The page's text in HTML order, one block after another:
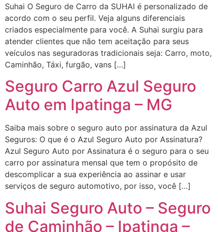
Suhai O Seguro de Carro da SUHAI é personalizado de
acordo com o seu perfil. Veja alguns diferenciais
criados especialmente para você. A Suhai surgiu para
atender clientes que não tem aceitação para seus
veículos nas seguradoras tradicionais seja: Carro, moto,
Caminhão, Táxi, furgão, vans […]
Seguro Carro Azul Seguro
Auto em Ipatinga – MG
Saiba mais sobre o seguro auto por assinatura da Azul
Seguros: O que é o Azul Seguro Auto por Assinatura?
Azul Seguro Auto por Assinatura é o seguro para o seu
carro por assinatura mensal que tem o propósito de
descomplicar a sua experiência ao assinar e usar
serviços de seguro automotivo, por isso, você […]
Suhai Seguro Auto – Seguro
de Caminhão – Ipatinga –